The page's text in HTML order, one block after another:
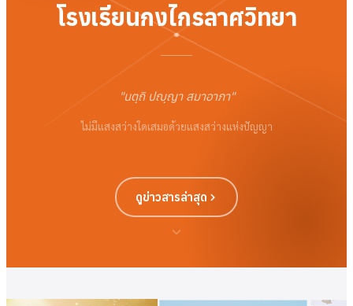
โรงเรียนกงไกรลาศวิทยา
"นตฺถิ ปญฺญา สมาอาภา"
ไม่มีแสงสว่างใดเสมอด้วยแสงสว่างแห่งปัญญา
ดูข่าวสารล่าสุด